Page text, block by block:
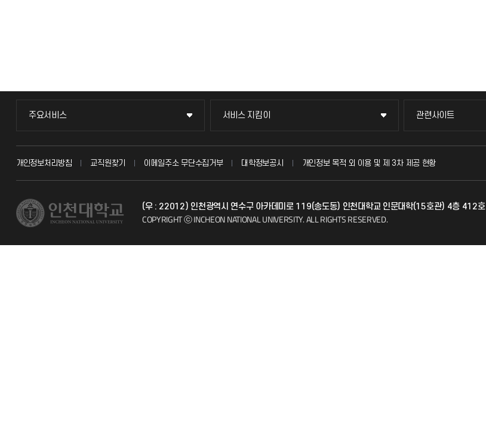
주요서비스
주요서비스
교무회의방송
시설예약
서비스 지킴이
서비스 지킴이
묻고 답하기
자주 묻는 질문(FAQ)
관련사이트
관련사이트
국방헬프콜
산학협력단
개인정보처리방침 교직원찾기 이메일주소 무단수집거부 대학정보공시 개인정보 목적 외 이용 및 제 3차 제공 현황
(우 : 22012) 인천광역시 연수구 아카데미로 119(송도동) 인천대학교 인문대학(15호관) 4층 412호
COPYRIGHT ⓒ INCHEON NATIONAL UNIVERSITY.ALL RIGHTS RESERVED.